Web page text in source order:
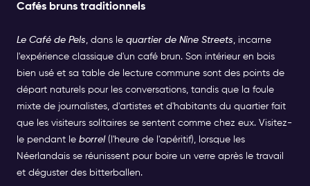
Cafés bruns traditionnels
Le Café de Pels, dans le quartier de Nine Streets, incarne
l'expérience classique d'un café brun. Son intérieur en bois
bien usé et sa table de lecture commune sont des points de
départ naturels pour les conversations, tandis que la foule
mixte de journalistes, d'artistes et d'habitants du quartier fait
que les visiteurs solitaires se sentent comme chez eux. Visitez-
le pendant le borrel (l'heure de l'apéritif), lorsque les
Néerlandais se réunissent pour boire un verre après le travail
et déguster des bitterballen.